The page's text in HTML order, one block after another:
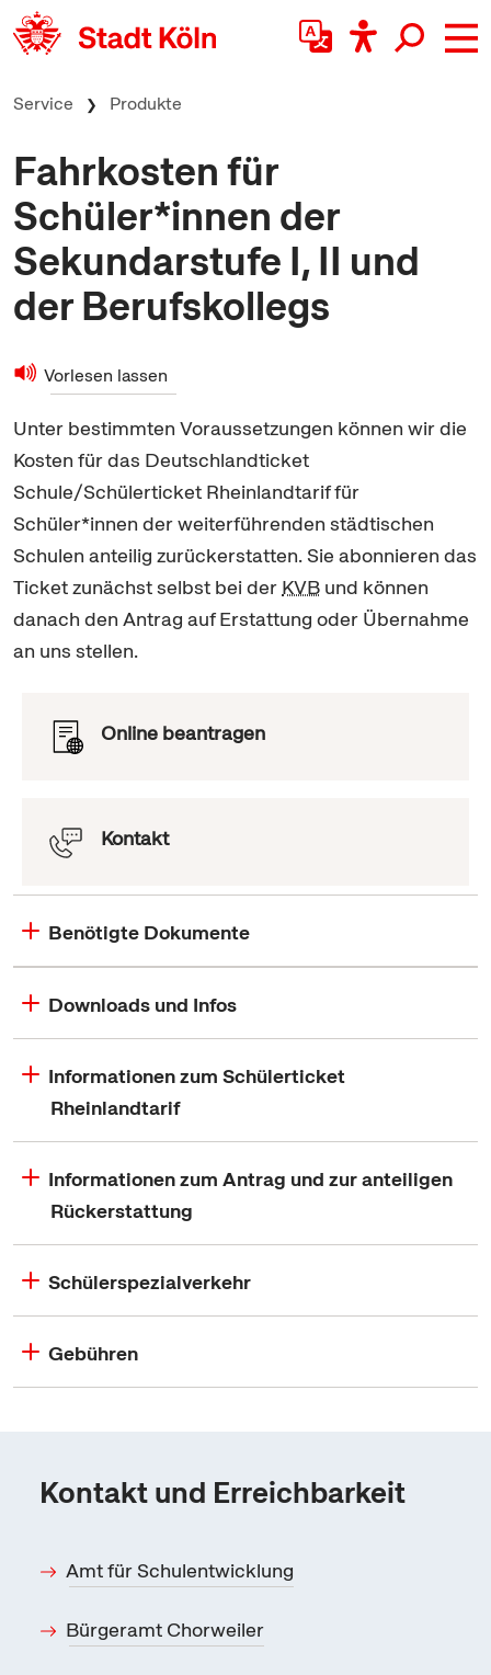
zum Inhalt springen
Service Produkte
Fahrkosten für
Schüler*innen der
Sekundarstufe I, II und
der Berufskollegs
Vorlesen lassen
Unter bestimmten Voraussetzungen können wir die
Kosten für das Deutschlandticket
Schule/Schülerticket Rheinlandtarif für
Schüler*innen der weiterführenden städtischen
Schulen anteilig zurückerstatten. Sie abonnieren das
Ticket zunächst selbst bei der KVB und können
danach den Antrag auf Erstattung oder Übernahme
an uns stellen.
Online beantragen
Kontakt
Benötigte Dokumente
Downloads und Infos
Informationen zum Schülerticket
Rheinlandtarif
Informationen zum Antrag und zur anteiligen
Rückerstattung
Schülerspezialverkehr
Gebühren
Kontakt und Erreichbarkeit
Amt für Schulentwicklung
Bürgeramt Chorweiler